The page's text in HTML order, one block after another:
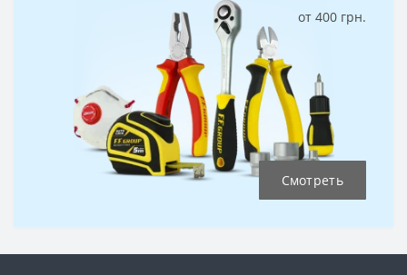
от 400 грн.
Смотреть